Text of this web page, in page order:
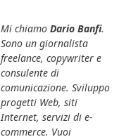
Mi chiamo Dario Banfi.
Sono un giornalista
freelance, copywriter e
consulente di
comunicazione. Sviluppo
progetti Web, siti
Internet, servizi di e-
commerce. Vuoi